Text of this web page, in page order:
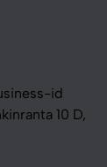
id
10 D,